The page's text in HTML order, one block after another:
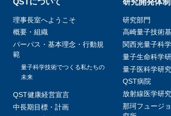
理事長室へようこそ
概要・組織
パーパス・基本理念・行動規
範
量子科学技術でつくる私たちの
未来
QST健康経営宣言
中長期目標・計画
研究部門
高崎量子技術
関西光量子科
量子生命科学
量子医科学研
QST病院
放射線医学研
那珂フュージ